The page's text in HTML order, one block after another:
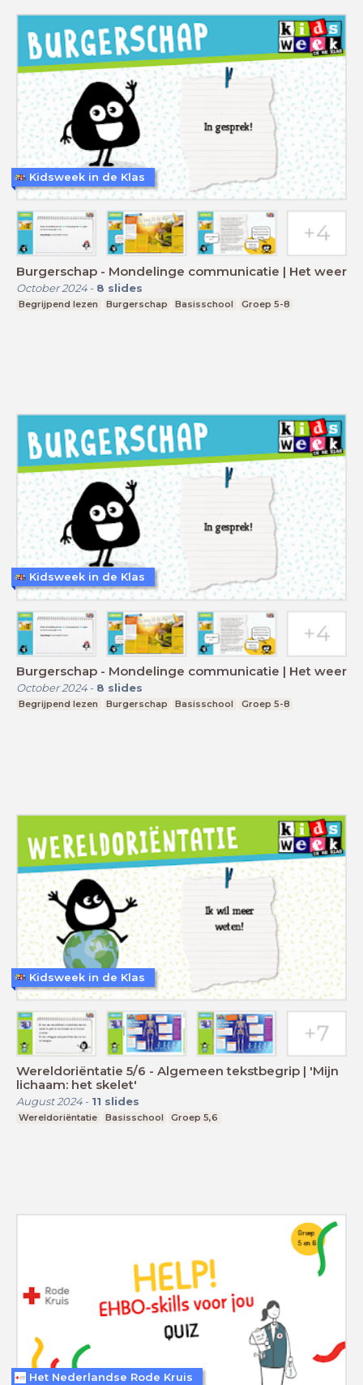
Burgerschap - Mondelinge communicatie | Het weer
October 2024- 8 slides
Begrijpend lezen Burgerschap Basisschool Groep 5-8
Kidsweek in de Klas
Burgerschap - Mondelinge communicatie | Het weer
October 2024- 8 slides
Begrijpend lezen Burgerschap Basisschool Groep 5-8
Kidsweek in de Klas
Wereldoriëntatie 5/6 - Algemeen tekstbegrip | 'Mijn
lichaam: het skelet'
August 2024- 11 slides
Wereldoriëntatie Basisschool Groep 5,6
Kidsweek in de Klas
Het Nederlandse Rode Kruis